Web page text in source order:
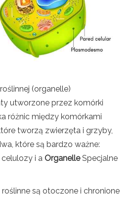
(organelle)
utworzone przez komórki
różnic między komórkami
tworzą zwierzęta i grzyby,
które są bardzo ważne:
celulozy i a OrganelleSpecjalne
są otoczone i chronione